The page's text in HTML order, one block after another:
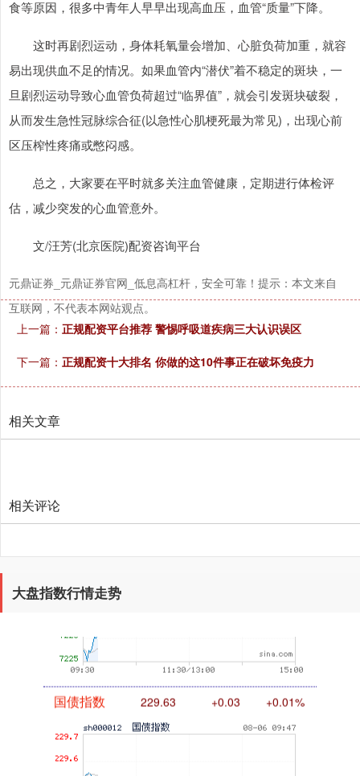
食等原因，很多中青年人早早出现高血压，血管“质量”下降。
这时再剧烈运动，身体耗氧量会增加、心脏负荷加重，就容
易出现供血不足的情况。如果血管内“潜伏”着不稳定的斑块，一
旦剧烈运动导致心血管负荷超过“临界值”，就会引发斑块破裂，
从而发生急性冠脉综合征(以急性心肌梗死最为常见)，出现心前
区压榨性疼痛或憋闷感。
总之，大家要在平时就多关注血管健康，定期进行体检评
估，减少突发的心血管意外。
文/汪芳(北京医院)配资咨询平台
元鼎证券_元鼎证券官网_低息高杠杆，安全可靠！提示：本文来自
互联网，不代表本网站观点。
上一篇： 正规配资平台推荐 警惕呼吸道疾病三大认识误区
下一篇： 正规配资十大排名 你做的这10件事正在破坏免疫力
相关文章
相关评论
大盘指数行情走势
沪深300 4635.80 -22.36 -0.48%
北证50 1121.22
创业板指 3491.05 -44.10 -1.25%
国债指数